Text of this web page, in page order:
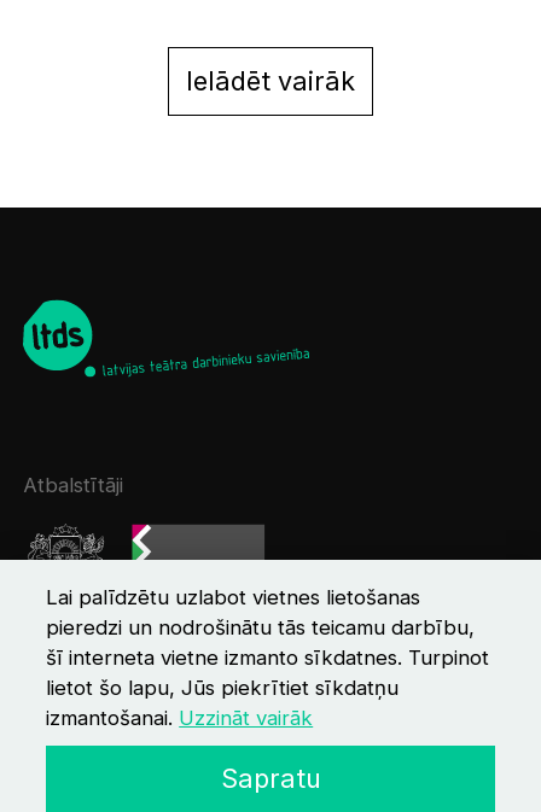
Ielādēt vairāk
Kontakti
Atbalstītāji
Lai palīdzētu uzlabot vietnes lietošanas
pieredzi un nodrošinātu tās teicamu darbību,
šī interneta vietne izmanto sīkdatnes. Turpinot
lietot šo lapu, Jūs piekrītiet sīkdatņu
izmantošanai. Uzzināt vairāk
Sapratu